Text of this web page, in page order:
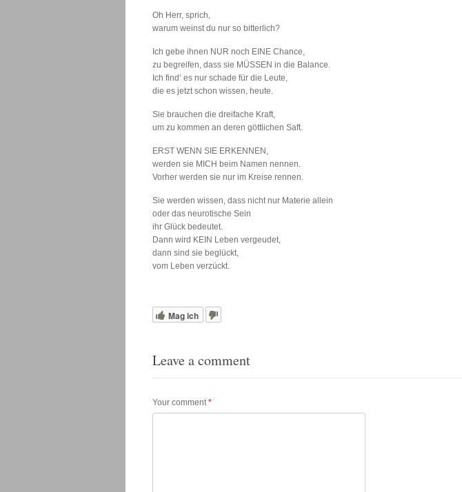
Oh Herr, sprich,
warum weinst du nur so bitterlich?
Ich gebe ihnen NUR noch EINE Chance,
zu begreifen, dass sie MÜSSEN in die Balance.
Ich find‘ es nur schade für die Leute,
die es jetzt schon wissen, heute.
Sie brauchen die dreifache Kraft,
um zu kommen an deren göttlichen Saft.
ERST WENN SIE ERKENNEN,
werden sie MICH beim Namen nennen.
Vorher werden sie nur im Kreise rennen.
Sie werden wissen, dass nicht nur Materie allein
oder das neurotische Sein
ihr Glück bedeutet.
Dann wird KEIN Leben vergeudet,
dann sind sie beglückt,
vom Leben verzückt.
Mag ich
Leave a comment
Your comment*